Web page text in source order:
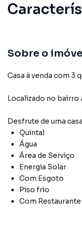
Sobre o
Casa à venda com 3
Localizado no bairro
Desfrute de uma casa
Quintal
Água
Área de Serviço
Energia Solar
Com Esgoto
Piso frio
Com Restaurante